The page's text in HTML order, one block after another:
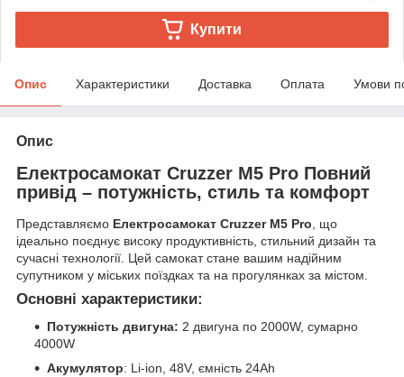
Купити
Опис Характеристики Доставка Оплата Умови
Опис
Електросамокат Cruzzer M5 Pro Повний
привід – потужність, стиль та комфорт
Представляємо Електросамокат Cruzzer M5 Pro, що
ідеально поєднує високу продуктивність, стильний дизайн та
сучасні технології. Цей самокат стане вашим надійним
супутником у міських поїздках та на прогулянках за містом.
Основні характеристики:
Потужність двигуна: 2 двигуна по 2000W, сумарно
4000W
Акумулятор: Li-ion, 48V, ємність 24Ah